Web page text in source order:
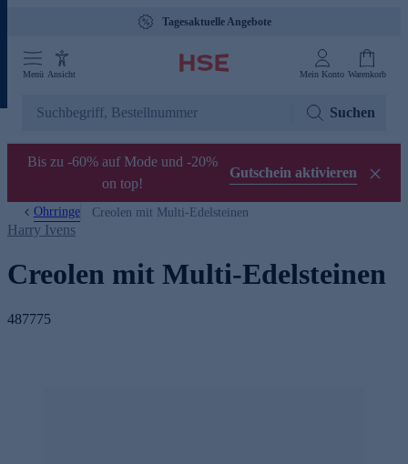
Tagesaktuelle Angebote
Menü Ansicht Mein Konto Warenkorb
Suchen
Bis zu -60% auf Mode und -20%
on top!
Gutschein aktivieren
Ohrringe Creolen mit Multi-Edelsteinen
Harry Ivens
Creolen mit Multi-Edelsteinen
487775